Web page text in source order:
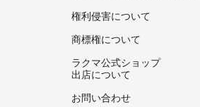
権利侵害について
商標権について
ラクマ公式ショップ
出店について
お問い合わせ